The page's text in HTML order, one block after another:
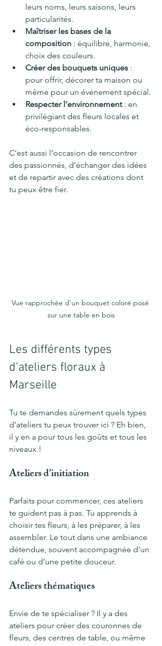
leurs noms, leurs saisons, leurs
particularités.
Maîtriser les bases de la
composition : équilibre, harmonie,
choix des couleurs.
Créer des bouquets uniques :
pour offrir, décorer ta maison ou
même pour un événement spécial.
Respecter l’environnement : en
privilégiant des fleurs locales et
éco-responsables.
C’est aussi l’occasion de rencontrer
des passionnés, d’échanger des idées
et de repartir avec des créations dont
tu peux être fier.
Vue rapprochée d’un bouquet coloré posé
sur une table en bois
Les différents types
d’ateliers floraux à
Marseille
Tu te demandes sûrement quels types
d’ateliers tu peux trouver ici ? Eh bien,
il y en a pour tous les goûts et tous les
niveaux !
Ateliers d’initiation
Parfaits pour commencer, ces ateliers
te guident pas à pas. Tu apprends à
choisir tes fleurs, à les préparer, à les
assembler. Le tout dans une ambiance
détendue, souvent accompagnée d’un
café ou d’une petite douceur.
Ateliers thématiques
Envie de te spécialiser ? Il y a des
ateliers pour créer des couronnes de
fleurs, des centres de table, ou même